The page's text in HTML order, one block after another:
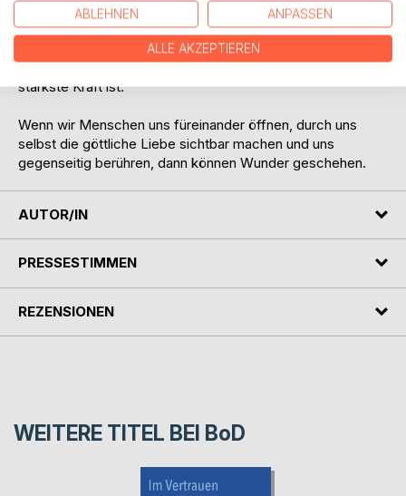
Meine Erfahrungen schildern die Alltagsrealität vieler
Menschen. Sie zeigen die Größe unseres Menschseins,
aber auch unsere seelische Not, unsere Verlassenheit und
unser Elend. Doch über allem wird sichtbar, dass Liebe die
stärkste Kraft ist.
Wenn wir Menschen uns füreinander öffnen, durch uns
selbst die göttliche Liebe sichtbar machen und uns
gegenseitig berühren, dann können Wunder geschehen.
AUTOR/IN
PRESSESTIMMEN
REZENSIONEN
WEITERE TITEL BEI BoD
ABLEHNEN ANPASSEN
ALLE AKZEPTIEREN